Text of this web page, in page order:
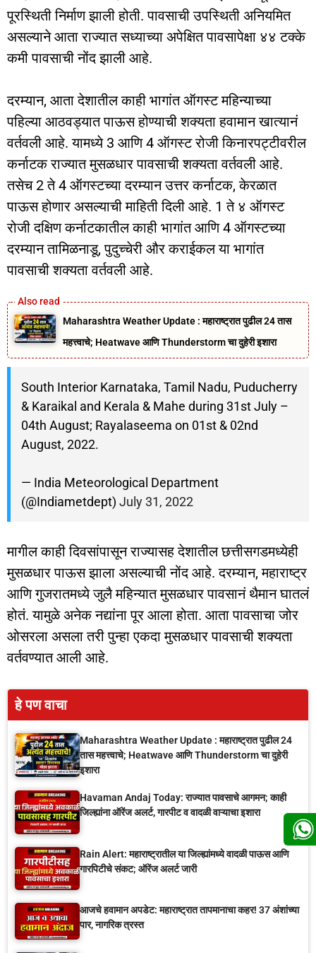
पूरस्थिती निर्माण झाली होती. पावसाची उपस्थिती अनियमित
असल्याने आता राज्यात सध्याच्या अपेक्षित पावसापेक्षा ४४ टक्के
कमी पावसाची नोंद झाली आहे.
दरम्यान, आता देशातील काही भागांत ऑगस्ट महिन्याच्या
पहिल्या आठवड्यात पाऊस होण्याची शक्यता हवामान खात्यानं
वर्तवली आहे. यामध्ये 3 आणि 4 ऑगस्ट रोजी किनारपट्टीवरील
कर्नाटक राज्यात मुसळधार पावसाची शक्यता वर्तवली आहे.
तसेच 2 ते 4 ऑगस्टच्या दरम्यान उत्तर कर्नाटक, केरळात
पाऊस होणार असल्याची माहिती दिली आहे. 1 ते ४ ऑगस्ट
रोजी दक्षिण कर्नाटकातील काही भागांत आणि 4 ऑगस्टच्या
दरम्यान तामिळनाडू, पुदुच्चेरी और कराईकल या भागांत
पावसाची शक्यता वर्तवली आहे.
Maharashtra Weather Update : महाराष्ट्रात पुढील 24 तास
महत्त्वाचे; Heatwave आणि Thunderstorm चा दुहेरी इशारा
South Interior Karnataka, Tamil Nadu, Puducherry
& Karaikal and Kerala & Mahe during 31st July –
04th August; Rayalaseema on 01st & 02nd
August, 2022.
— India Meteorological Department
(@Indiametdept) July 31, 2022
मागील काही दिवसांपासून राज्यासह देशातील छत्तीसगडमध्येही
मुसळधार पाऊस झाला असल्याची नोंद आहे. दरम्यान, महाराष्ट्र
आणि गुजरातमध्ये जुलै महिन्यात मुसळधार पावसानं थैमान घातलं
होतं. यामुळे अनेक नद्यांना पूर आला होता. आता पावसाचा जोर
ओसरला असला तरी पुन्हा एकदा मुसळधार पावसाची शक्यता
वर्तवण्यात आली आहे.
हे पण वाचा
Maharashtra Weather Update : महाराष्ट्रात पुढील 24
तास महत्त्वाचे; Heatwave आणि Thunderstorm चा दुहेरी
इशारा
Havaman Andaj Today: राज्यात पावसाचे आगमन; काही
जिल्ह्यांना ऑरेंज अलर्ट, गारपीट व वादळी वाऱ्याचा इशारा
Rain Alert: महाराष्ट्रातील या जिल्ह्यांमध्ये वादळी पाऊस आणि
गारपिटीचे संकट; ऑरेंज अलर्ट जारी
आजचे हवामान अपडेट: महाराष्ट्रात तापमानाचा कहर! 37 अंशांच्या
पार, नागरिक त्रस्त